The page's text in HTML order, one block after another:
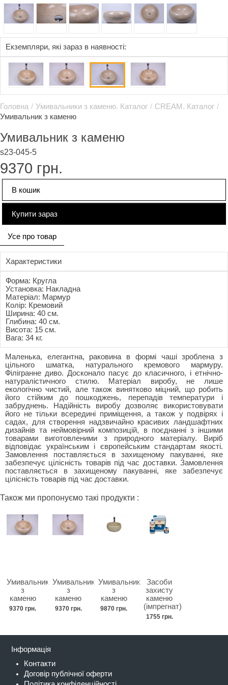
Eкземпляри, які зараз в наявності:
Головна / Умивальники з каменю. Каталог / CREAM. Каталог /
Умивальник з каменю
Умивальник з каменю
s23-045-5
9370 грн.
В кошик
Купити зараз
Усе про товар
Характеристики
Форма: Кругла
Установка: Накладна
Матеріал: Мармур
Колір: Кремовий
Ширина: 40 см.
Глибина: 40 см.
Висота: 15 см.
Вага: 34 кг.
Маленька, елегантна, раковина в формі чаші зроблена з
цільного шматка, натурального кремового мармуру.
Філігранне диво. Досконало пасує до класичного, і етнічно-
натуралістичного стилю. Матеріал виробу, не лише
екологічно чистий, але також винятково міцний, що робить
його стійким до пошкоджень, перепадів температури і
забруднень. Надійність виробу дозволяє використовувати
його не тільки всередині приміщення, а також у подвірях і
садах, для створення надзвичайно красивих ландшафтних
дизайнів та неймовірний композицій, в поєднанні з іншими
товарами виготовленими з природного матеріалу. Виріб
відповідає українським і європейським стандартам якості.
Замовлення поставляється в захищеному пакуванні, яке
забезпечує цілісність товарів під час доставки. Замовлення
поставляється в захищеному пакуванні, яке забезпечує
цілісність товарів під час доставки.
Також ми пропонуємо такі продукти :
Умивальник
з
каменю
9370 грн.
Умивальник
з
каменю
9370 грн.
Умивальник
з
каменю
9870 грн.
Засоби
захисту
каменю
(імпрегнат)
1755 грн.
Інформація
Контакти
Договір публічної оферти